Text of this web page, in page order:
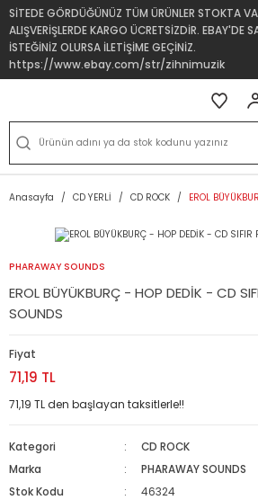
SİTEDE GÖRDÜĞÜNÜZ TÜM ÜRÜNLER STOKTA
ALIŞVERİŞLERDE KARGO ÜCRETSİZDİR. EBAY'DE
İSTEĞİNİZ OLURSA İLETİŞİME GEÇİNİZ.
https://www.ebay.com/str/zihnimuzik
Anasayfa CD YERLİ CD ROCK EROL
PHARAWAY SOUNDS
EROL BÜYÜKBURÇ - HOP DEDİK - CD
SOUNDS
Fiyat
71,19 TL
71,19 TL den başlayan taksitlerle!!
Kategori
CD ROCK
Marka
PHARAWAY SOUNDS
Stok Kodu
46324